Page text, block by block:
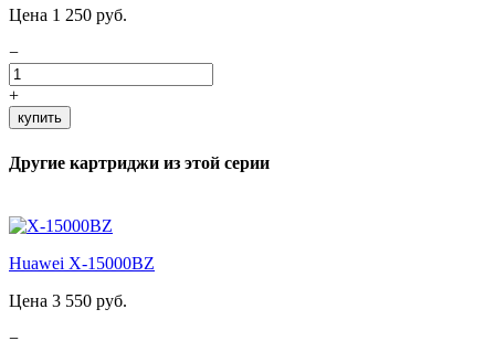
Цена 1 250 руб.
−
+
купить
Другие картриджи из этой серии
Huawei X-15000BZ
Цена 3 550 руб.